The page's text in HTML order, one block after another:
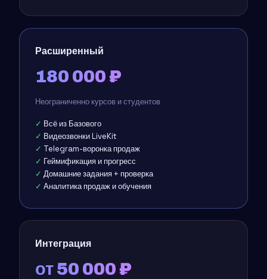
Расширенный
180 000 ₽
Неограниченно курсов и студентов
Всё из Базового
Видеозвонки LiveKit
Telegram-воронка продаж
Геймификация и прогресс
Домашние задания + проверка
Аналитика продаж и обучения
Интеграция
от 50 000 ₽